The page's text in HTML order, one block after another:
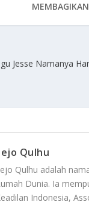
Jesse Namanya
Qulhu
Qulhu adalah
Dunia. Ia
Indonesia,